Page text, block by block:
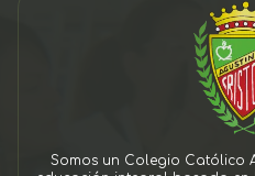
Somos un Colegio Católico